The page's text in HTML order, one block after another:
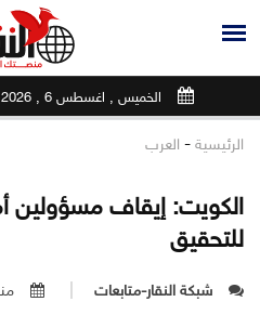
الخميس , اغسطس 6 , 2026
الرئيسية - العرب
الكويت: إيقاف مسؤولين
للتحقيق
شبكة النقار-متابعات منذ 3